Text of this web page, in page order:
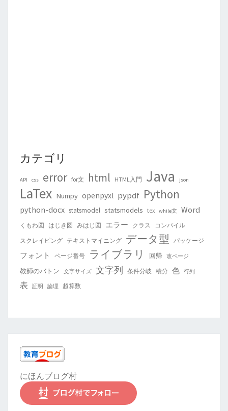
カテゴリ
API css error for文 html HTML入門 Java json
LaTex Numpy openpyxl pypdf Python
python-docx statsmodel statsmodels tex while文 Word
くもわ図 はじき図 みはじ図 エラー クラス
コンパイル
スクレイピング テキストマイニング データ型 パッケージ
フォント ページ番号 ライブラリ 回帰 改ページ
教師のバトン 文字サイズ 文字列 条件分岐 積分 色 行列
表 証明 論理 超算数
にほんブログ村